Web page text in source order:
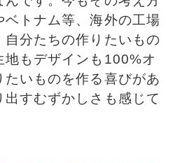
ベトナム等、海外の工場
自分たちの作りたいもの
地もデザインも100%オ
たいものを作る喜びがあ
すむずかしさも感じて